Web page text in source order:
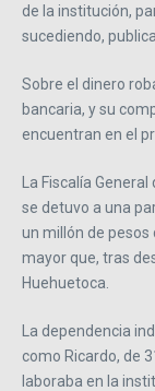
de la institución,
sucediendo,
Sobre el dinero
bancaria, y su
encuentran en el
La Fiscalía
se detuvo a una
un millón de pesos
mayor que, tras
Huehuetoca.
La dependencia
como Ricardo, de
laboraba en la